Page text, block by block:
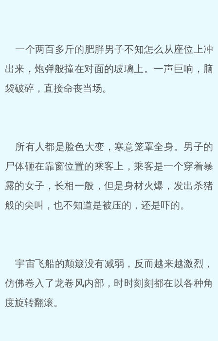
一个两百多斤的肥胖男子不知怎么从座位上冲
出来，炮弹般撞在对面的玻璃上。一声巨响，脑
袋破碎，直接命丧当场。
所有人都是脸色大变，寒意笼罩全身。男子的
尸体砸在靠窗位置的乘客上，乘客是一个穿着暴
露的女子，长相一般，但是身材火爆，发出杀猪
般的尖叫，也不知道是被压的，还是吓的。
宇宙飞船的颠簸没有减弱，反而越来越激烈，
仿佛卷入了龙卷风内部，时时刻刻都在以各种角
度旋转翻滚。